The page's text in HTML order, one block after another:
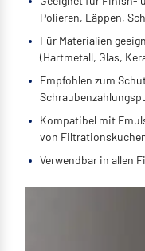
Polieren, Läppen,
Für Materialien
(Hartmetall, Glas,
Empfohlen zum
Kompatibel mit
von
Verwendbar in allen